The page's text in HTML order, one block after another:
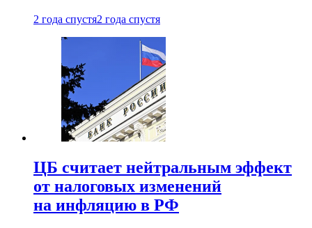
2 года спустя2 года спустя
ЦБ считает нейтральным эффект
от налоговых изменений
на инфляцию в РФ